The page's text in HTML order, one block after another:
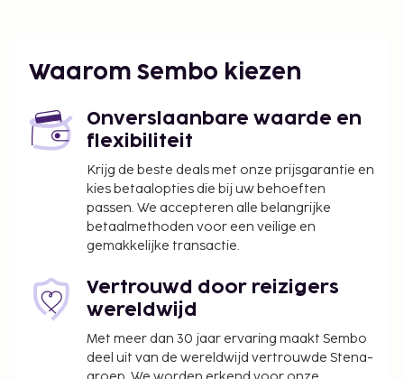
geniet van het uitzicht vanuit een tuin.
worden betaald. De kosten kunnen inclusief
toepasselijke belastingen zijn:
Vóór het inchecken dien je een borgsom van
EUR 200 te betalen.
We hebben alle kosten vermeld die de
accommodatie aan ons heeft doorgegeven.
uitchecken zijn mogelijk.
Waarom Sembo kiezen
Onverslaanbare waarde en
flexibiliteit
Krijg de beste deals met onze prijsgarantie en
kies betaalopties die bij uw behoeften
passen. We accepteren alle belangrijke
betaalmethoden voor een veilige en
gemakkelijke transactie.
Vertrouwd door reizigers
wereldwijd
Met meer dan 30 jaar ervaring maakt Sembo
deel uit van de wereldwijd vertrouwde Stena-